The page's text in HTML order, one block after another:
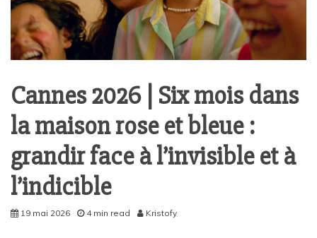
Cannes 2026 | Six mois dans
la maison rose et bleue :
grandir face à l’invisible et à
l’indicible
19 mai 2026 4 min read Kristofy